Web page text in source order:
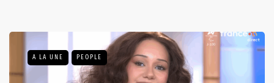
A LA UNE PEOPLE